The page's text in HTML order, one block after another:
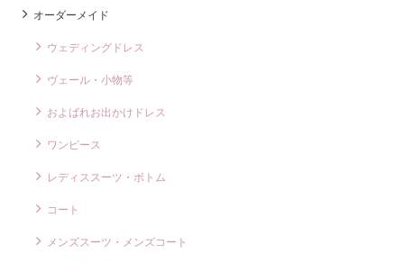
オーダーメイド
ウェディングドレス
ヴェール・小物等
およばれお出かけドレス
ワンピース
レディススーツ・ボトム
コート
メンズスーツ・メンズコート